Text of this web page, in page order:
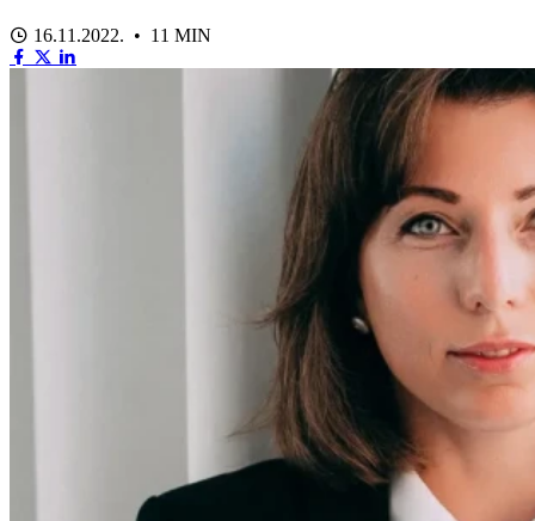
16.11.2022. • 11 MIN